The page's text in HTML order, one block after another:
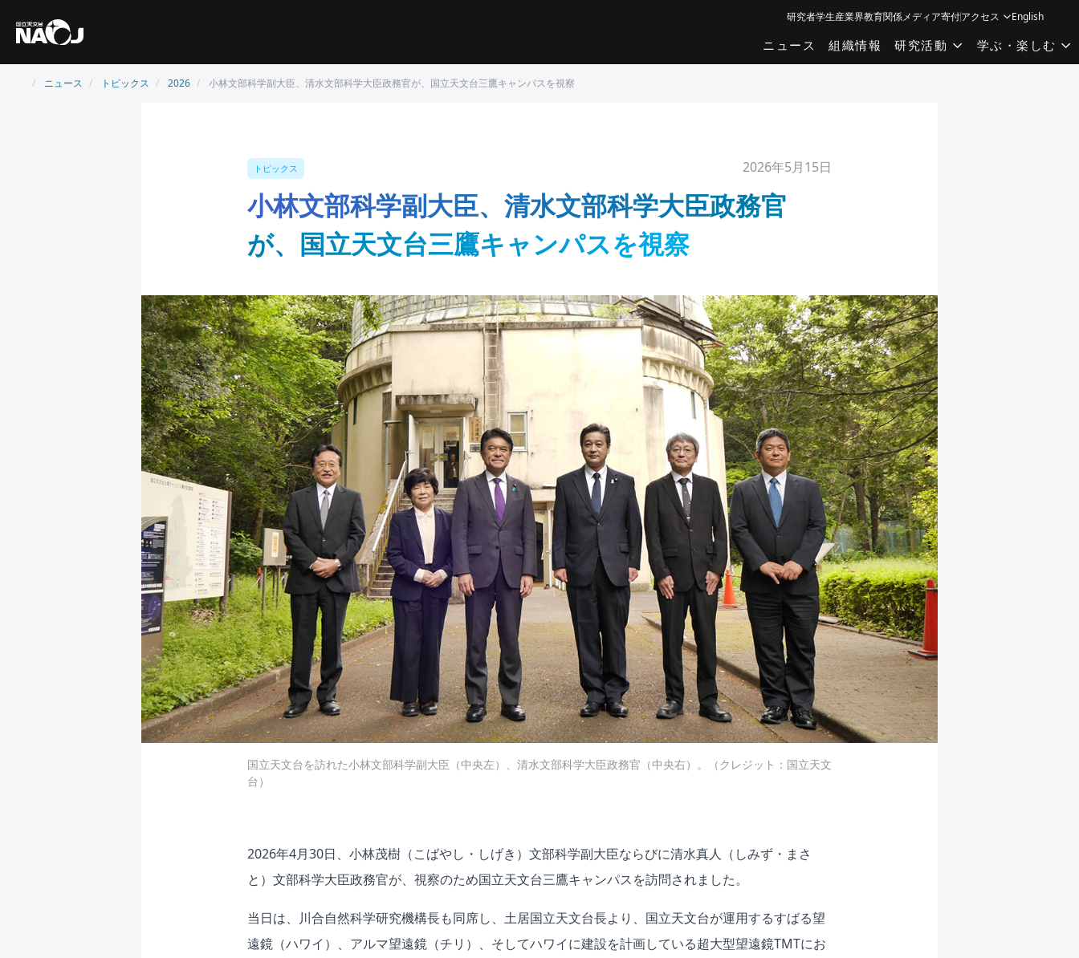
ニュース 組織情報 研究活動 学ぶ・楽しむ
研究者学生産業界教育関係メディア寄付アクセス English
ニュース トピックス 2026 小林文部科学副大臣、清水文部科学大臣政務官が、国立天文台三鷹キャンパスを視察
トピックス 2026年5月15日
小林文部科学副大臣、清水文部科学大臣政務官
が、国立天文台三鷹キャンパスを視察
国立天文台を訪れた小林文部科学副大臣（中央左）、清水文部科学大臣政務官（中央右）。（クレジット：国立天文
台）
2026年4月30日、小林茂樹（こばやし・しげき）文部科学副大臣ならびに清水真人（しみず・まさ
と）文部科学大臣政務官が、視察のため国立天文台三鷹キャンパスを訪問されました。
当日は、川合自然科学研究機構長も同席し、土居国立天文台長より、国立天文台が運用するすばる望
遠鏡（ハワイ）、アルマ望遠鏡（チリ）、そしてハワイに建設を計画している超大型望遠鏡TMTにお